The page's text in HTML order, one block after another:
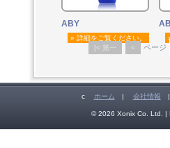
ABY
» 詳細をご覧ください。
[< 第一
< ページ
c ホーム | 会社情報
© 2026 Xonix Co. Ltd. |